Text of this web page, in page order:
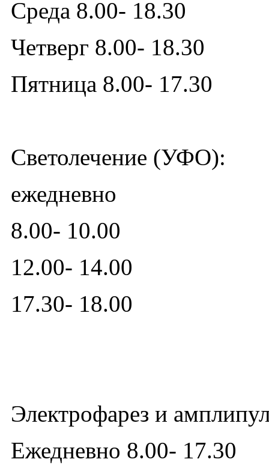
Среда 8.00- 18.30
Четверг 8.00- 18.30
Пятница 8.00- 17.30
Cветолечение (УФО):
ежедневно
8.00- 10.00
12.00- 14.00
17.30- 18.00
Электрофарез и
Ежедневно 8.00- 17.30